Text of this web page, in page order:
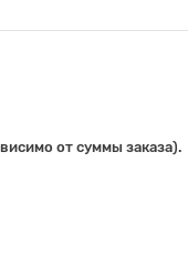
от суммы заказа).